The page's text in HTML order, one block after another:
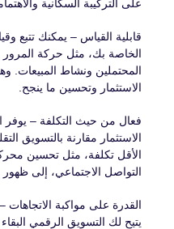
على التركيبة السكانية
قابلية القياس – يمكنك تتبع
الخاصة بك، مثل حركة المرور
المحتملين ونشاط المبيعات.
الاستثمار وتحسين ما ينجح.
فعال من حيث التكلفة – يوفر
الاستثمار مقارنة بالتسويق
التواصل الاجتماعي، إلى
القدرة على مواكبة
يتيح لك التسويق الرقمي البقاء